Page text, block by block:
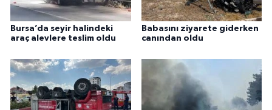
Bursa’da seyir halindeki
araç alevlere teslim oldu
Babasını ziyarete giderken
canından oldu